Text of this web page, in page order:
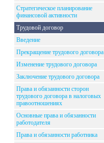
Стратегическое планирование
финансовой активности
Трудовой договор
Введение
Прекращение трудового договора
Изменение трудового договора
Заключение трудового договора
Права и обязанности сторон
трудового договора в налоговых
правоотношениях
Основные права и обязанности
работодателя
Права и обязанности работника